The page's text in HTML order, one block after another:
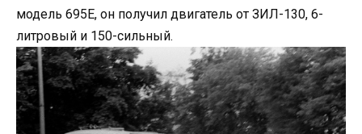
модель 695Е, он получил двигатель от ЗИЛ-130, 6-
литровый и 150-сильный.